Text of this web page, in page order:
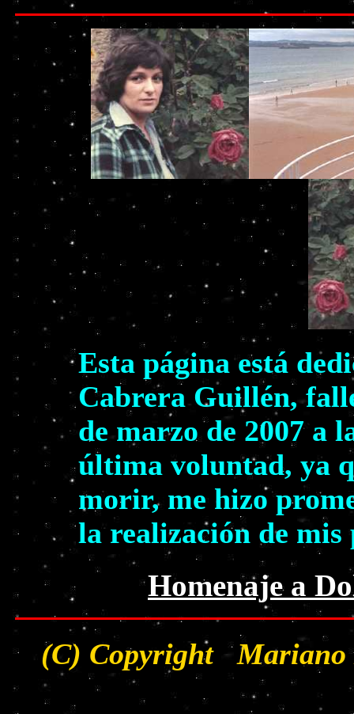
Esta página está
Cabrera Guillén,
de marzo de 2007 a
última voluntad, ya
morir, me hizo
la realización de mis
Homenaje a
(C) Copyright Mariano